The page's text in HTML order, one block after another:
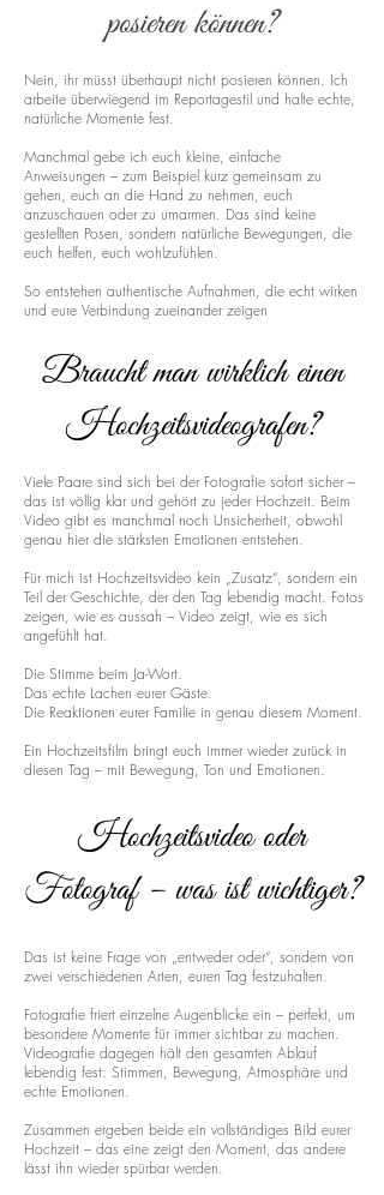
posieren können?
Nein, ihr müsst überhaupt nicht posieren können. Ich
arbeite überwiegend im Reportagestil und halte echte,
natürliche Momente fest.
Manchmal gebe ich euch kleine, einfache
Anweisungen – zum Beispiel kurz gemeinsam zu
gehen, euch an die Hand zu nehmen, euch
anzuschauen oder zu umarmen. Das sind keine
gestellten Posen, sondern natürliche Bewegungen, die
euch helfen, euch wohlzufühlen.
So entstehen authentische Aufnahmen, die echt wirken
und eure Verbindung zueinander zeigen
Braucht man wirklich einen
Hochzeitsvideografen?
Viele Paare sind sich bei der Fotografie sofort sicher –
das ist völlig klar und gehört zu jeder Hochzeit. Beim
Video gibt es manchmal noch Unsicherheit, obwohl
genau hier die stärksten Emotionen entstehen.
Für mich ist Hochzeitsvideo kein „Zusatz“, sondern ein
Teil der Geschichte, der den Tag lebendig macht. Fotos
zeigen, wie es aussah – Video zeigt, wie es sich
angefühlt hat.
Die Stimme beim Ja-Wort.
Das echte Lachen eurer Gäste.
Die Reaktionen eurer Familie in genau diesem Moment.
Ein Hochzeitsfilm bringt euch immer wieder zurück in
diesen Tag – mit Bewegung, Ton und Emotionen.
Hochzeitsvideo oder
Fotograf – was ist wichtiger?
Das ist keine Frage von „entweder oder“, sondern von
zwei verschiedenen Arten, euren Tag festzuhalten.
Fotografie friert einzelne Augenblicke ein – perfekt, um
besondere Momente für immer sichtbar zu machen.
Videografie dagegen hält den gesamten Ablauf
lebendig fest: Stimmen, Bewegung, Atmosphäre und
echte Emotionen.
Zusammen ergeben beide ein vollständiges Bild eurer
Hochzeit – das eine zeigt den Moment, das andere
lässt ihn wieder spürbar werden.